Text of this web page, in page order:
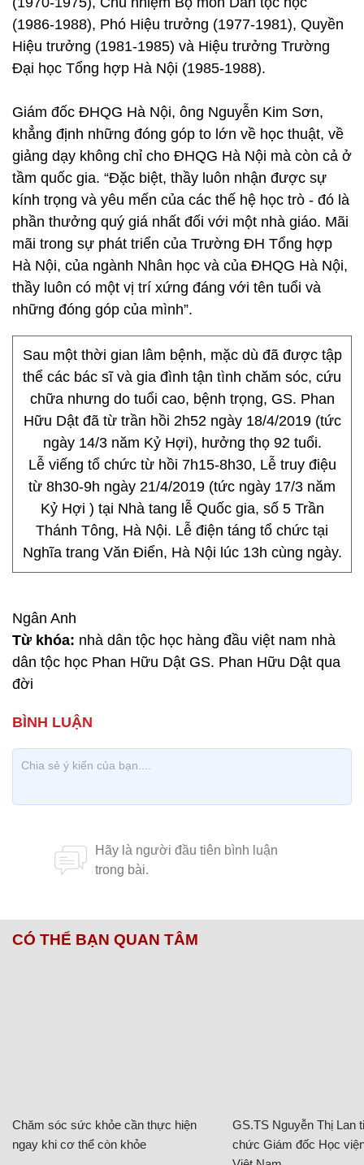
(1986-1988), Phó Hiệu trưởng (1977-1981), Quyền
Hiệu trưởng (1981-1985) và Hiệu trưởng Trường
Đại học Tổng hợp Hà Nội (1985-1988).
Giám đốc ĐHQG Hà Nội, ông Nguyễn Kim Sơn,
khẳng định những đóng góp to lớn về học thuật, về
giảng dạy không chỉ cho ĐHQG Hà Nội mà còn cả ở
tầm quốc gia. “Đặc biệt, thầy luôn nhận được sự
kính trọng và yêu mến của các thế hệ học trò - đó là
phần thưởng quý giá nhất đối với một nhà giáo. Mãi
mãi trong sự phát triển của Trường ĐH Tổng hợp
Hà Nội, của ngành Nhân học và của ĐHQG Hà Nội,
thầy luôn có một vị trí xứng đáng với tên tuổi và
những đóng góp của mình”.
Sau một thời gian lâm bệnh, mặc dù đã được tập
thể các bác sĩ và gia đình tận tình chăm sóc, cứu
chữa nhưng do tuổi cao, bệnh trọng, GS. Phan
Hữu Dật đã từ trần hồi 2h52 ngày 18/4/2019 (tức
ngày 14/3 năm Kỷ Hợi), hưởng thọ 92 tuổi.
Lễ viếng tổ chức từ hồi 7h15-8h30, Lễ truy điệu
từ 8h30-9h ngày 21/4/2019 (tức ngày 17/3 năm
Kỷ Hợi ) tại Nhà tang lễ Quốc gia, số 5 Trần
Thánh Tông, Hà Nội. Lễ điện táng tổ chức tại
Nghĩa trang Văn Điển, Hà Nội lúc 13h cùng ngày.
Ngân Anh
Từ khóa: nhà dân tộc học hàng đầu việt nam nhà
dân tộc học Phan Hữu Dật GS. Phan Hữu Dật qua
đời
CÓ THỂ BẠN QUAN TÂM
Chăm sóc sức khỏe cần thực hiện
ngay khi cơ thể còn khỏe
GS.TS Nguyễn Thị Lan
chức Giám đốc Học